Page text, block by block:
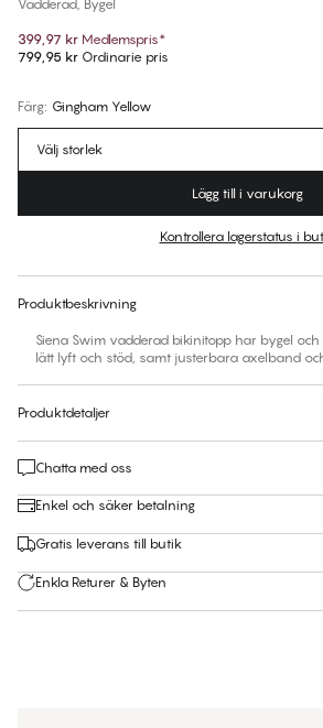
Vadderad, Bygel
399,97 kr Medlemspris*
799,95 kr Ordinarie pris
Färg: Gingham Yellow
Välj storlek
Lägg till i varukorg
Kontrollera lagerstatus i
Produktbeskrivning
Siena Swim vadderad bikinitopp har bygel
lätt lyft och stöd, samt justerbara axelband
Produktdetaljer
Chatta med oss
Enkel och säker betalning
Gratis leverans till butik
Enkla Returer & Byten